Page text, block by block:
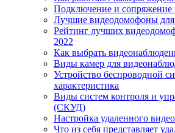
Подключение и сопряжение
Лучшие видеодомофоны для
Рейтинг лучших
2022
Как выбрать
Виды камер для
Устройство беспроводной
характеристика
Виды систем контроля и
(СКУД)
Настройка удаленного
Что из себя представляет